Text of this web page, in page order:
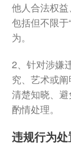
他人合法权
包括但不限
为。
2、针对涉嫌
究、艺术或
清楚知晓、
酌情处理。
违规行为处